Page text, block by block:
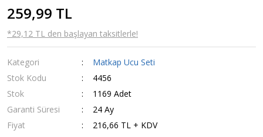
259,99 TL
*29,12 TL den başlayan taksitlerle!
Kategori
Matkap Ucu Seti
Stok Kodu
4456
Stok
1169 Adet
Garanti Süresi
24 Ay
Fiyat
216,66 TL + KDV